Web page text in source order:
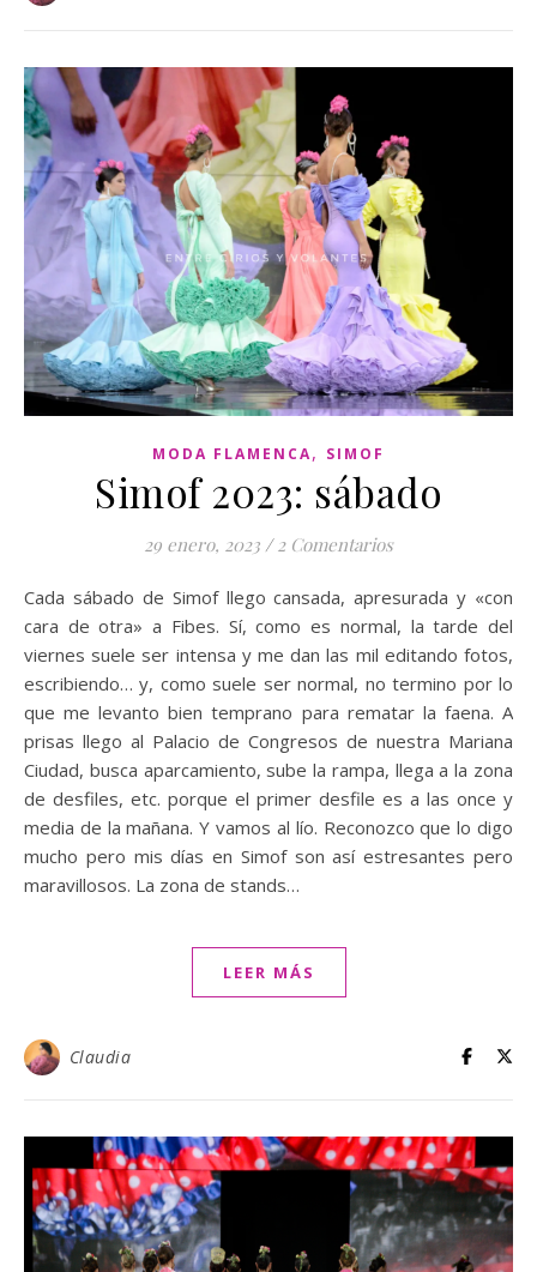
MODA FLAMENCA, SIMOF
Simof 2023: sábado
29 enero, 2023 / 2 Comentarios
Cada sábado de Simof llego cansada, apresurada y «con
cara de otra» a Fibes. Sí, como es normal, la tarde del
viernes suele ser intensa y me dan las mil editando fotos,
escribiendo… y, como suele ser normal, no termino por lo
que me levanto bien temprano para rematar la faena. A
prisas llego al Palacio de Congresos de nuestra Mariana
Ciudad, busca aparcamiento, sube la rampa, llega a la zona
de desfiles, etc. porque el primer desfile es a las once y
media de la mañana. Y vamos al lío. Reconozco que lo digo
mucho pero mis días en Simof son así estresantes pero
maravillosos. La zona de stands…
LEER MÁS
Claudia